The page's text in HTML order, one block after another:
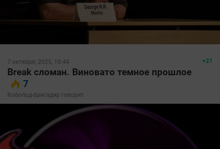
+21
7 октября, 2025, 10:44
Break сломан. Виновато темное прошлое
7
Кобольд-бригадир говорит